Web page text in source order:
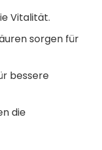
Vitalität.
sorgen für
bessere
die